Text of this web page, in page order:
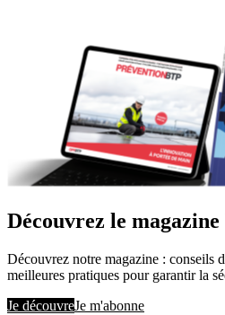
Découvrez le
Découvrez notre magazine : conseils
meilleures pratiques pour garantir la
Je découvreJe m'abonne